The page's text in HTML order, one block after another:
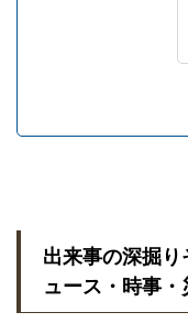
出来事の深掘
ュース・時事